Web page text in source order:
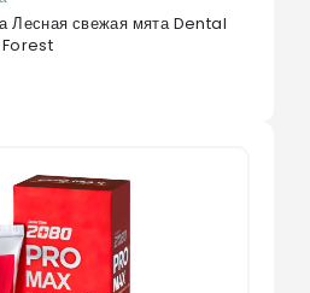
Лесная свежая мята Dental